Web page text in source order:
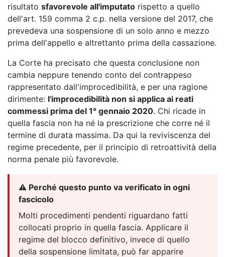
risultato sfavorevole all'imputato rispetto a quello
dell'art. 159 comma 2 c.p. nella versione del 2017, che
prevedeva una sospensione di un solo anno e mezzo
prima dell'appello e altrettanto prima della cassazione.
La Corte ha precisato che questa conclusione non
cambia neppure tenendo conto del contrappeso
rappresentato dall'improcedibilità, e per una ragione
dirimente: l'improcedibilità non si applica ai reati
commessi prima del 1° gennaio 2020. Chi ricade in
quella fascia non ha né la prescrizione che corre né il
termine di durata massima. Da qui la reviviscenza del
regime precedente, per il principio di retroattività della
norma penale più favorevole.
⚠️ Perché questo punto va verificato in ogni
fascicolo
Molti procedimenti pendenti riguardano fatti
collocati proprio in quella fascia. Applicare il
regime del blocco definitivo, invece di quello
della sospensione limitata, può far apparire